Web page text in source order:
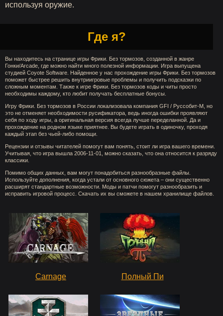
используя оружие.
Где я?
Вы находитесь на странице игры Фрики. Без тормозов, созданной в жанре
Гонки/Arcade, где можно найти много полезной информации. Игра выпущена
студией Coyote Software. Найденное у нас прохождение игры Фрики. Без тормозов
поможет быстрее решить внутриигровые проблемы и получить подсказки по
сложным моментам. Также к игре Фрики. Без тормозов коды и читы просто
необходимы каждому, кто любит получать бесплатные бонусы.
Игру Фрики. Без тормозов в России локализовала компания GFI / Руссобит-М, но
это не отменяет необходимости русификатора, ведь иногда ошибки проявляют
себя по ходу игры, а оригинальная версия всегда лучше переделанной. Да и
прохождение на родном языке приятнее. Вы будете играть в одиночку, проходя
каждый этап без чьей-либо помощи.
Рецензии и отзывы читателей помогут вам понять, стоит ли игра вашего времени.
Учитывая, что игра вышла 2006-11-01, можно сказать, что она относится к разряду
классики.
Помимо общих данных, вам могут понадобиться разнообразные файлы.
Используйте дополнения, когда устали от основного сюжета – они существенно
расширят стандартные возможности. Моды и патчи помогут разнообразить и
исправить игровой процесс. Скачать их вы сможете в нашем хранилище файлов.
Carnage Полный Пи